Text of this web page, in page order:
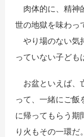
肉体的に、精神
世の地獄を味わっ
やり場のない気
っていない子ども
お盆といえば、
って、一緒にご飯
に帰ってもらう期
り火もその一環